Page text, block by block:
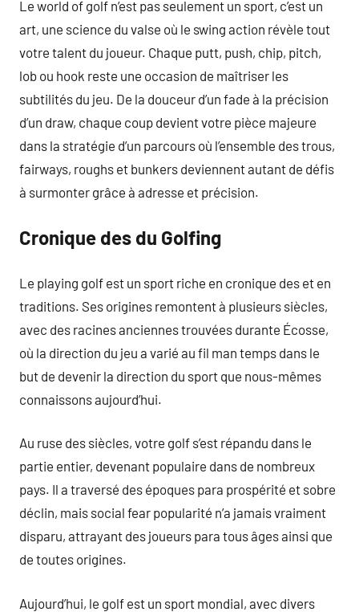
Le world of golf n’est pas seulement un sport, c’est un
art, une science du valse où le swing action révèle tout
votre talent du joueur. Chaque putt, push, chip, pitch,
lob ou hook reste une occasion de maîtriser les
subtilités du jeu. De la douceur d’un fade à la précision
d’un draw, chaque coup devient votre pièce majeure
dans la stratégie d’un parcours où l’ensemble des trous,
fairways, roughs et bunkers deviennent autant de défis
à surmonter grâce à adresse et précision.
Cronique des du Golfing
Le playing golf est un sport riche en cronique des et en
traditions. Ses origines remontent à plusieurs siècles,
avec des racines anciennes trouvées durante Écosse,
où la direction du jeu a varié au fil man temps dans le
but de devenir la direction du sport que nous-mêmes
connaissons aujourd’hui.
Au ruse des siècles, votre golf s’est répandu dans le
partie entier, devenant populaire dans de nombreux
pays. Il a traversé des époques para prospérité et sobre
déclin, mais social fear popularité n’a jamais vraiment
disparu, attrayant des joueurs para tous âges ainsi que
de toutes origines.
Aujourd’hui, le golf est un sport mondial, avec divers